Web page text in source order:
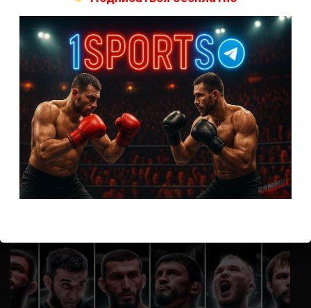
Thank you for your sharing. I am worried that I lack creative ideas. It
is your article that makes me…
Аноним к Колби Ковингтон — Майк Пайл
тут два раунда только
АнонимкКарлос Кондит – Макс Гриффин
эх жаль(
АнонимкЭдди Альварес — Джастин Гаетжи
Просто что за бой!! Два хищника